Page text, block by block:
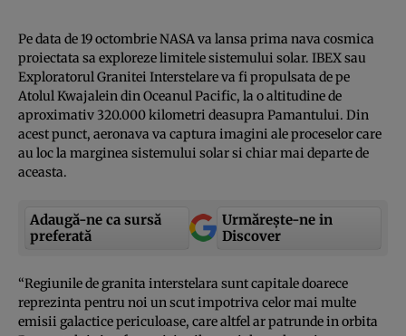
Pe data de 19 octombrie NASA va lansa prima nava cosmica
proiectata sa exploreze limitele sistemului solar. IBEX sau
Exploratorul Granitei Interstelare va fi propulsata de pe
Atolul Kwajalein din Oceanul Pacific, la o altitudine de
aproximativ 320.000 kilometri deasupra Pamantului. Din
acest punct, aeronava va captura imagini ale proceselor care
au loc la marginea sistemului solar si chiar mai departe de
aceasta.
Adaugă-ne ca sursă
preferată
Urmărește-ne in
Discover
“Regiunile de granita interstelara sunt capitale doarece
reprezinta pentru noi un scut impotriva celor mai multe
emisii galactice periculoase, care altfel ar patrunde in orbita